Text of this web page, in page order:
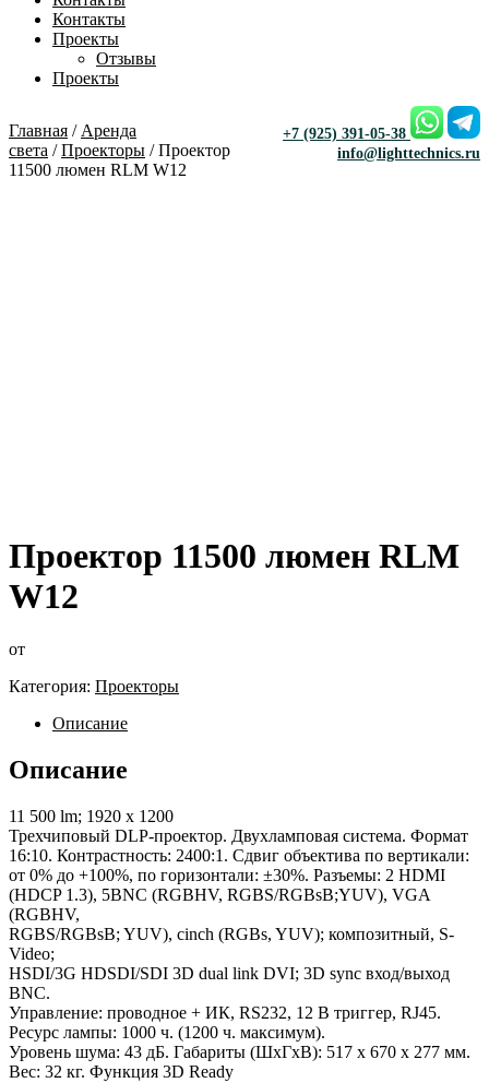
Контакты
Проекты
Отзывы
Проекты
+7 (925) 391-05-38
info@lighttechnics.ru
Главная /Аренда
света /Проекторы / Проектор
11500 люмен RLM W12
Проектор 11500 люмен RLM
W12
от
Категория: Проекторы
Описание
Описание
11 500 lm; 1920 x 1200
Трехчиповый DLP-проектор. Двухламповая система. Формат
16:10. Контрастность: 2400:1. Сдвиг объектива по вертикали:
от 0% до +100%, по горизонтали: ±30%. Разъемы: 2 HDMI
(HDCP 1.3), 5BNC (RGBHV, RGBS/RGBsB;YUV), VGA
(RGBHV,
RGBS/RGBsB; YUV), cinch (RGBs, YUV); композитный, S-
Video;
HSDI/3G HDSDI/SDI 3D dual link DVI; 3D sync вход/выход
BNC.
Управление: проводное + ИК, RS232, 12 В триггер, RJ45.
Ресурс лампы: 1000 ч. (1200 ч. максимум).
Уровень шума: 43 дБ. Габариты (ШxГxВ): 517 x 670 x 277 мм.
Вес: 32 кг. Функция 3D Ready